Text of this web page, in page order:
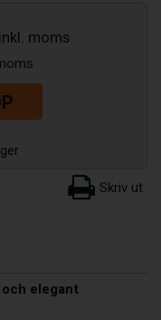
elegant